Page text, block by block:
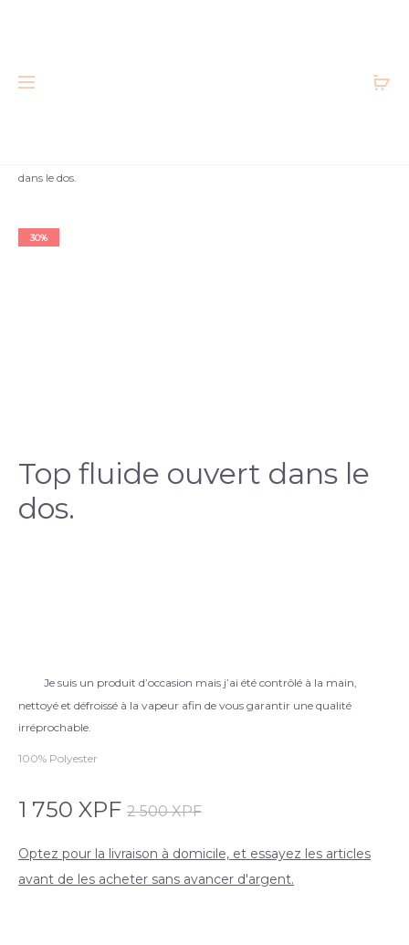
dans le dos.
30%
Top fluide ouvert dans le
dos.
Je suis un produit d’occasion mais j’ai été contrôlé à la main,
nettoyé et défroissé à la vapeur afin de vous garantir une qualité
irréprochable.
100% Polyester
2 500XPF
1 750 XPF
Optez pour la livraison à domicile, et essayez les articles
avant de les acheter sans avancer d'argent.